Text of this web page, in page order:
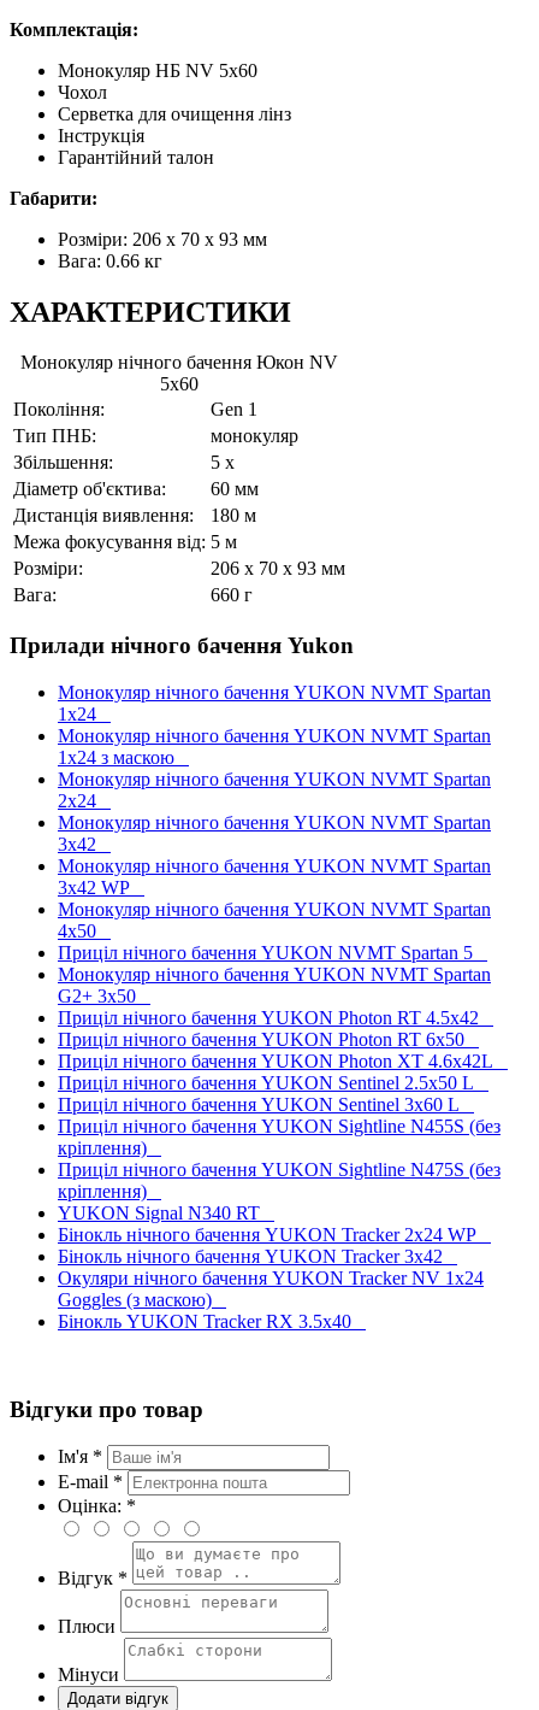
Комплектація:
Монокуляр НБ NV 5х60
Чохол
Серветка для очищення лінз
Інструкція
Гарантійний талон
Габарити:
Розміри: 206 x 70 x 93 мм
Вага: 0.66 кг
ХАРАКТЕРИСТИКИ
Монокуляр нічного бачення Юкон NV
5x60
Покоління:
Gen 1
Тип ПНБ:
монокуляр
Збільшення:
5 x
Діаметр об'єктива:
60 мм
Дистанція виявлення:
180 м
Межа фокусування від: 5 м
Розміри:
206 x 70 x 93 мм
Вага:
660 г
Прилади нічного бачення Yukon
Монокуляр нічного бачення YUKON NVMT Spartan
1x24
Монокуляр нічного бачення YUKON NVMT Spartan
1x24 з маскою
Монокуляр нічного бачення YUKON NVMT Spartan
2x24
Монокуляр нічного бачення YUKON NVMT Spartan
3x42
Монокуляр нічного бачення YUKON NVMT Spartan
3x42 WP
Монокуляр нічного бачення YUKON NVMT Spartan
4x50
Приціл нічного бачення YUKON NVMT Spartan 5
Монокуляр нічного бачення YUKON NVMT Spartan
G2+ 3x50
Приціл нічного бачення YUKON Photon RT 4.5x42
Приціл нічного бачення YUKON Photon RT 6x50
Приціл нічного бачення YUKON Photon XT 4.6x42L
Приціл нічного бачення YUKON Sentinel 2.5x50 L
Приціл нічного бачення YUKON Sentinel 3x60 L
Приціл нічного бачення YUKON Sightline N455S (без
кріплення)
Приціл нічного бачення YUKON Sightline N475S (без
кріплення)
YUKON Signal N340 RT
Бінокль нічного бачення YUKON Tracker 2x24 WP
Бінокль нічного бачення YUKON Tracker 3x42
Окуляри нічного бачення YUKON Tracker NV 1x24
Goggles (з маскою)
Бінокль YUKON Tracker RX 3.5x40
Відгуки про товар
Ім'я *
E-mail *
Оцінка: *
Відгук *
Плюси
Мінуси